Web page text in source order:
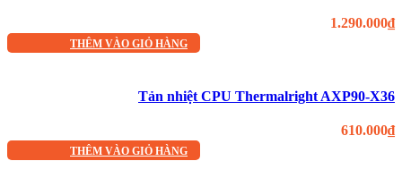
1.290.000₫
THÊM VÀO GIỎ HÀNG
Tản nhiệt CPU Thermalright AXP90-X36
610.000₫
THÊM VÀO GIỎ HÀNG